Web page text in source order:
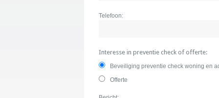
Telefoon:
Interesse in preventie check of offerte:
Beveiliging preventie check woning en
Offerte